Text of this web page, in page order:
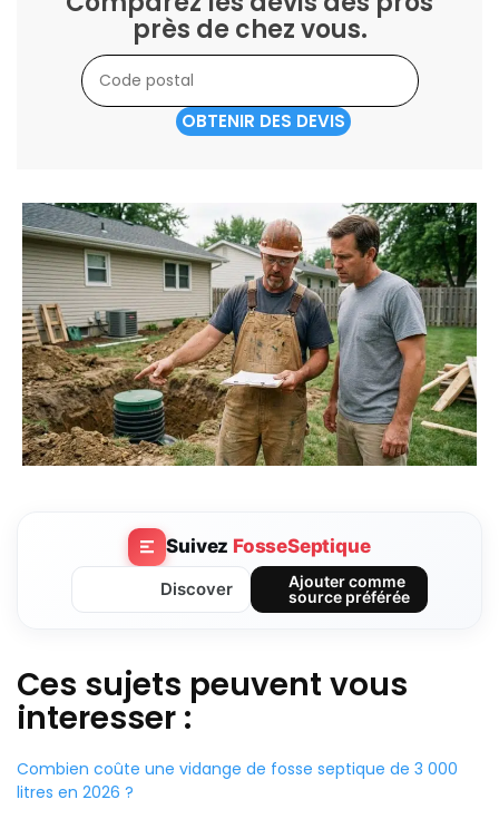
près de chez vous.
OBTENIR DES DEVIS
Suivez FosseSeptique
Discover
Ajouter comme
source préférée
Ces sujets peuvent vous
interesser :
Combien coûte une vidange de fosse septique de 3 000
litres en 2026 ?